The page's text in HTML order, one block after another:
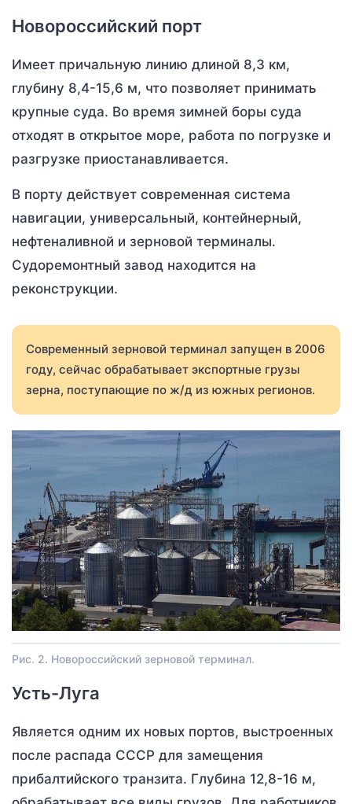
Новороссийский порт
Имеет причальную линию длиной 8,3 км,
глубину 8,4-15,6 м, что позволяет принимать
крупные суда. Во время зимней боры суда
отходят в открытое море, работа по погрузке и
разгрузке приостанавливается.
В порту действует современная система
навигации, универсальный, контейнерный,
нефтеналивной и зерновой терминалы.
Судоремонтный завод находится на
реконструкции.
Современный зерновой терминал запущен в 2006
году, сейчас обрабатывает экспортные грузы
зерна, поступающие по ж/д из южных регионов.
Рис. 2. Новороссийский зерновой терминал.
Усть-Луга
Является одним их новых портов, выстроенных
после распада СССР для замещения
прибалтийского транзита. Глубина 12,8-16 м,